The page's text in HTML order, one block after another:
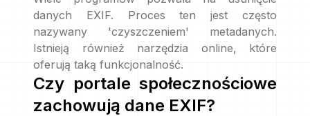
danych EXIF. Proces ten jest często
nazywany 'czyszczeniem' metadanych.
Istnieją również narzędzia online, które
oferują taką funkcjonalność.
Czy portale społecznościowe
zachowują dane EXIF?